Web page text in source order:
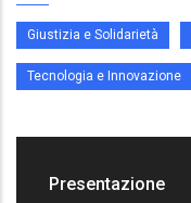
Giustizia e Solidarietà
Tecnologia e Innovazione
Presentazione